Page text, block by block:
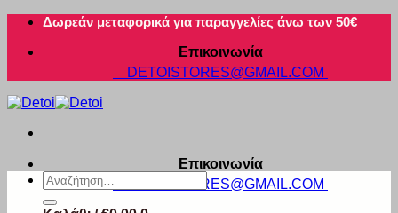
Μετάβαση
περιεχόμενο
Δωρεάν μεταφορικά για παραγγελίες άνω των 50€
Επικοινωνία
DETOISTORES@GMAIL.COM
Επικοινωνία
DETOISTORES@GMAIL.COM
Αναζήτηση
για: